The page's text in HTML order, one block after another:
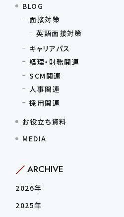
BLOG
面接対策
英語面接対策
キャリアパス
経理・財務関連
SCM関連
人事関連
採用関連
お役立ち資料
MEDIA
ARCHIVE
2026年
2025年